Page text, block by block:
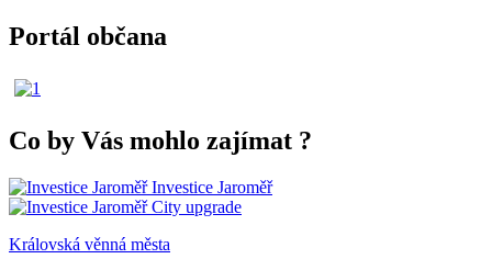
Portál občana
Co by Vás mohlo zajímat ?
Investice Jaroměř
City upgrade
Královská věnná města